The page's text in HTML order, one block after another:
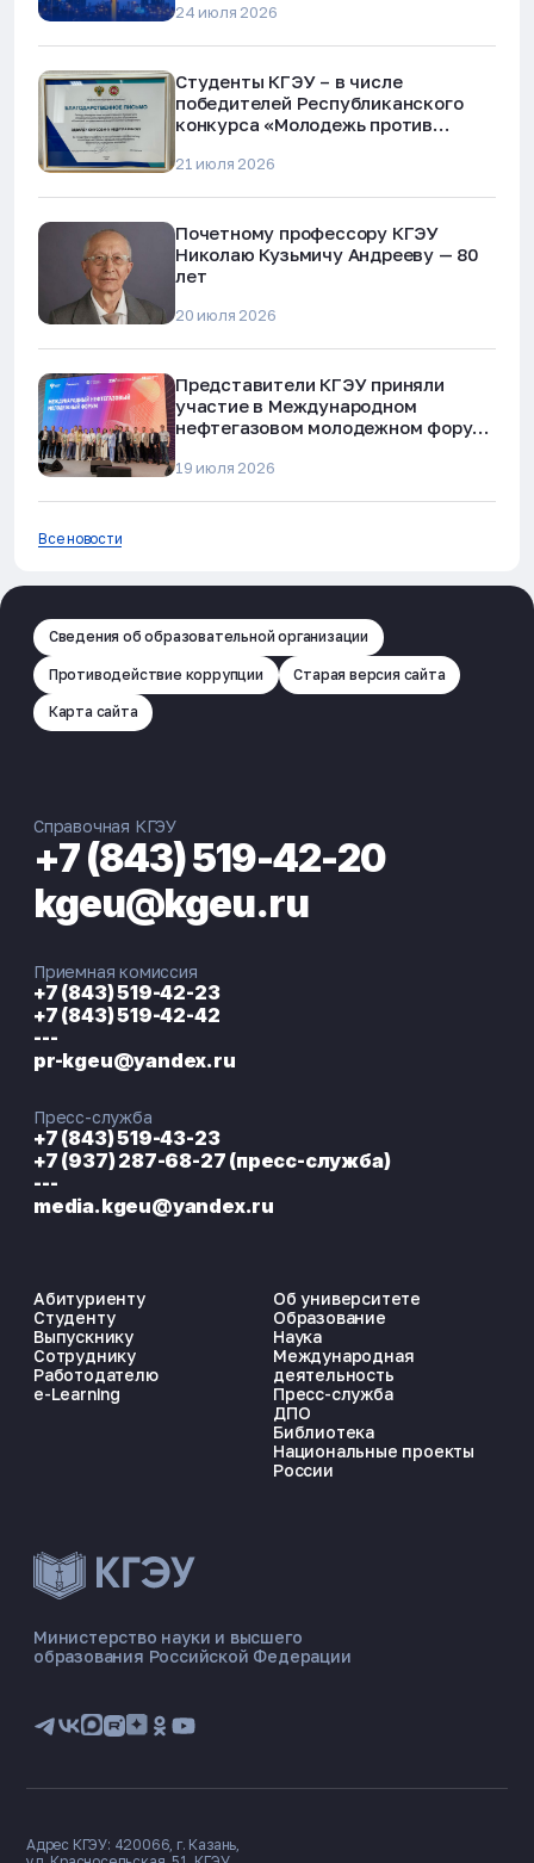
ЭНЕРГОКОД — ПОМОЩНИК КГЭУ
📋 Приёмная комиссия
🏠 Общежитие
24 июля 2026
Студенты КГЭУ – в числе
победителей Республиканского
конкурса «Молодежь против
мошенничества»
21 июля 2026
Почетному профессору КГЭУ
Николаю Кузьмичу Андрееву — 80
лет
20 июля 2026
Представители КГЭУ приняли
участие в Международном
нефтегазовом молодежном форуме
19 июля 2026
Все новости
Сведения об образовательной организации
Противодействие коррупции Старая версия сайта
Карта сайта
Министерство науки и высшего
образования Российской Федерации
Абитуриенту
Студенту
Выпускнику
Сотруднику
Работодателю
e-Learning
Об университете
Образование
Наука
Международная
деятельность
Пресс-служба
ДПО
Библиотека
Национальные проекты
России
Справочная КГЭУ
+7 (843) 519-42-20
kgeu@kgeu.ru
Приемная комиссия
+7 (843) 519-42-23
+7 (843) 519-42-42
---
pr-kgeu@yandex.ru
Пресс-служба
+7 (843) 519-43-23
+7 (937) 287-68-27 (пресс-служба)
---
media.kgeu@yandex.ru
Адрес КГЭУ: 420066, г. Казань,